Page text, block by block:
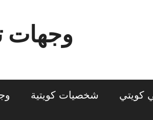
وجهات
كويتي شخصيات كويتية